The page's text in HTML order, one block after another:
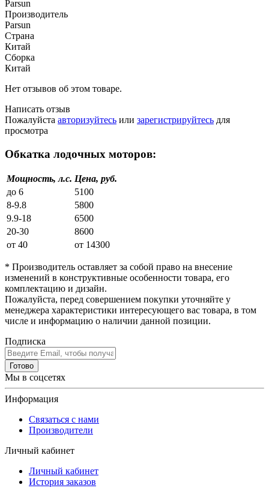
Parsun
Производитель
Parsun
Страна
Китай
Сборка
Китай
Нет отзывов об этом товаре.
Написать отзыв
Пожалуйста авторизуйтесь или зарегистрируйтесь для
просмотра
Обкатка лодочных моторов:
Мощность, л.с. Цена, руб.
до 6
5100
8-9.8
5800
9.9-18
6500
20-30
8600
от 40
от 14300
* Производитель оставляет за собой право на внесение
изменений в конструктивные особенности товара, его
комплектацию и дизайн.
Пожалуйста, перед совершением покупки уточняйте у
менеджера характеристики интересующего вас товара, в том
числе и информацию о наличии данной позиции.
Подписка
Готово
Мы в соцсетях
Информация
Связаться с нами
Производители
Личный кабинет
Личный кабинет
История заказов